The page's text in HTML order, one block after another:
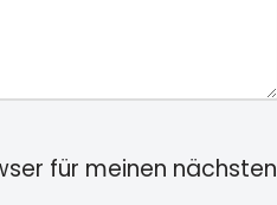
für meinen nächsten